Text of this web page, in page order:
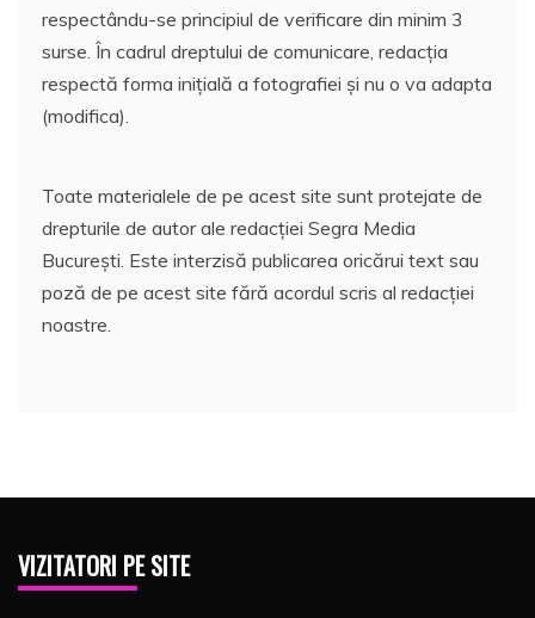
respectându-se principiul de verificare din minim 3
surse. În cadrul dreptului de comunicare, redacția
respectă forma inițială a fotografiei și nu o va adapta
(modifica).
Toate materialele de pe acest site sunt protejate de
drepturile de autor ale redacției Segra Media
București. Este interzisă publicarea oricărui text sau
poză de pe acest site fără acordul scris al redacției
noastre.
VIZITATORI PE SITE